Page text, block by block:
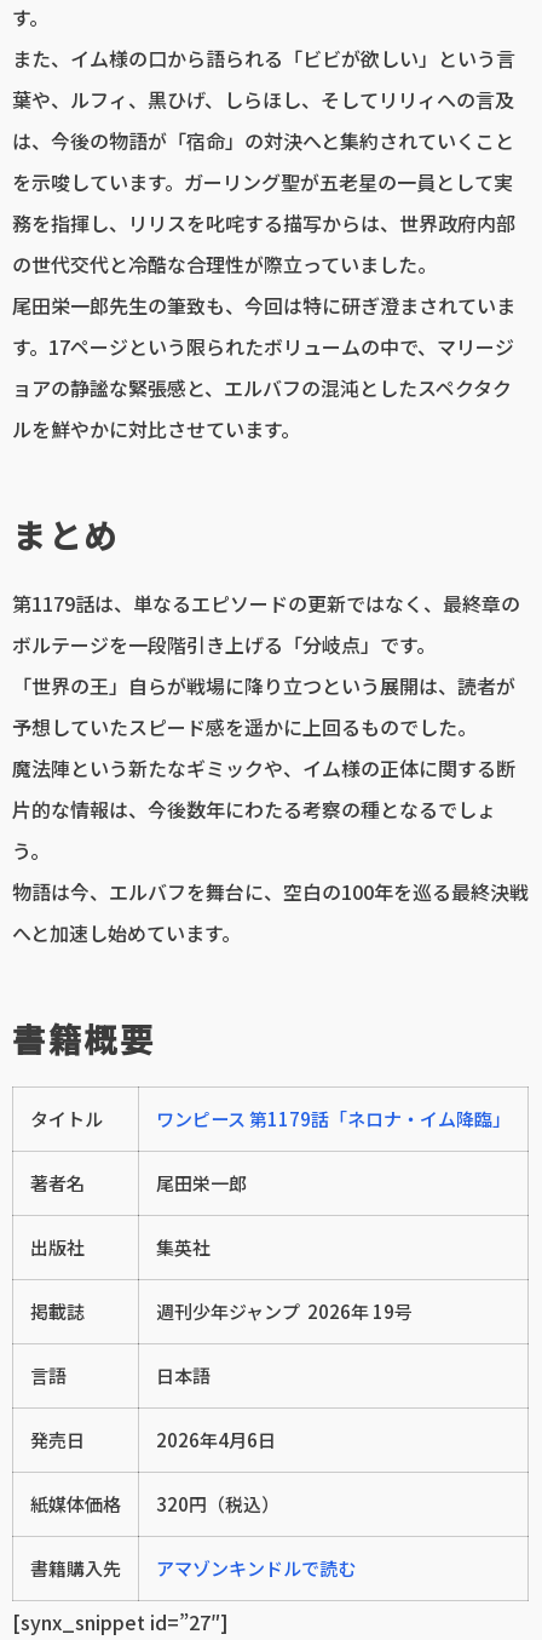
す。
また、イム様の口から語られる「ビビが欲しい」という言
葉や、ルフィ、黒ひげ、しらほし、そしてリリィへの言及
は、今後の物語が「宿命」の対決へと集約されていくこと
を示唆しています。ガーリング聖が五老星の一員として実
務を指揮し、リリスを叱咤する描写からは、世界政府内部
の世代交代と冷酷な合理性が際立っていました。
尾田栄一郎先生の筆致も、今回は特に研ぎ澄まされていま
す。17ページという限られたボリュームの中で、マリージ
ョアの静謐な緊張感と、エルバフの混沌としたスペクタク
ルを鮮やかに対比させています。
まとめ
第1179話は、単なるエピソードの更新ではなく、最終章の
ボルテージを一段階引き上げる「分岐点」です。
「世界の王」自らが戦場に降り立つという展開は、読者が
予想していたスピード感を遥かに上回るものでした。
魔法陣という新たなギミックや、イム様の正体に関する断
片的な情報は、今後数年にわたる考察の種となるでしょ
う。
物語は今、エルバフを舞台に、空白の100年を巡る最終決戦
へと加速し始めています。
書籍概要
タイトル ワンピース 第1179話「ネロナ・イム降臨」
著者名 尾田栄一郎
出版社 集英社
掲載誌 週刊少年ジャンプ 2026年 19号
言語 日本語
発売日 2026年4月6日
紙媒体価格 320円（税込）
書籍購入先 アマゾンキンドルで読む
[synx_snippet id=”27″]